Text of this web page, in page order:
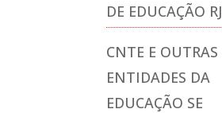
DE EDUCAÇÃO RJ
CNTE E OUTRAS
ENTIDADES DA
EDUCAÇÃO SE